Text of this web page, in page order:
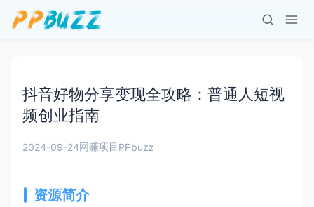
抖音好物分享变现全攻略：普通人短视
频创业指南
2024-09-24网赚项目 PPbuzz
资源简介